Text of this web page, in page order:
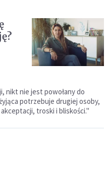
nikt nie jest powołany do
potrzebuje drugiej osoby,
troski i bliskości."